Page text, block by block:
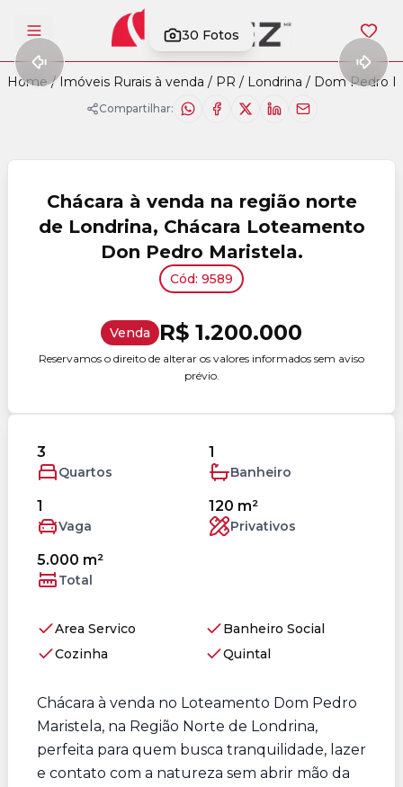
Abrir menu 30 Fotos
Home / Imóveis Rurais à venda / PR / Londrina / Dom Pedro I
Compartilhar:
Chácara à venda na região norte
de Londrina, Chácara Loteamento
Don Pedro Maristela.
Cód: 9589
Venda R$ 1.200.000
Reservamos o direito de alterar os valores informados sem aviso
prévio.
3
Quartos
1
Banheiro
1
Vaga
120 m²
Privativos
5.000 m²
Total
Area Servico
Banheiro Social
Cozinha
Quintal
Chácara à venda no Loteamento Dom Pedro
Maristela, na Região Norte de Londrina,
perfeita para quem busca tranquilidade, lazer
e contato com a natureza sem abrir mão da